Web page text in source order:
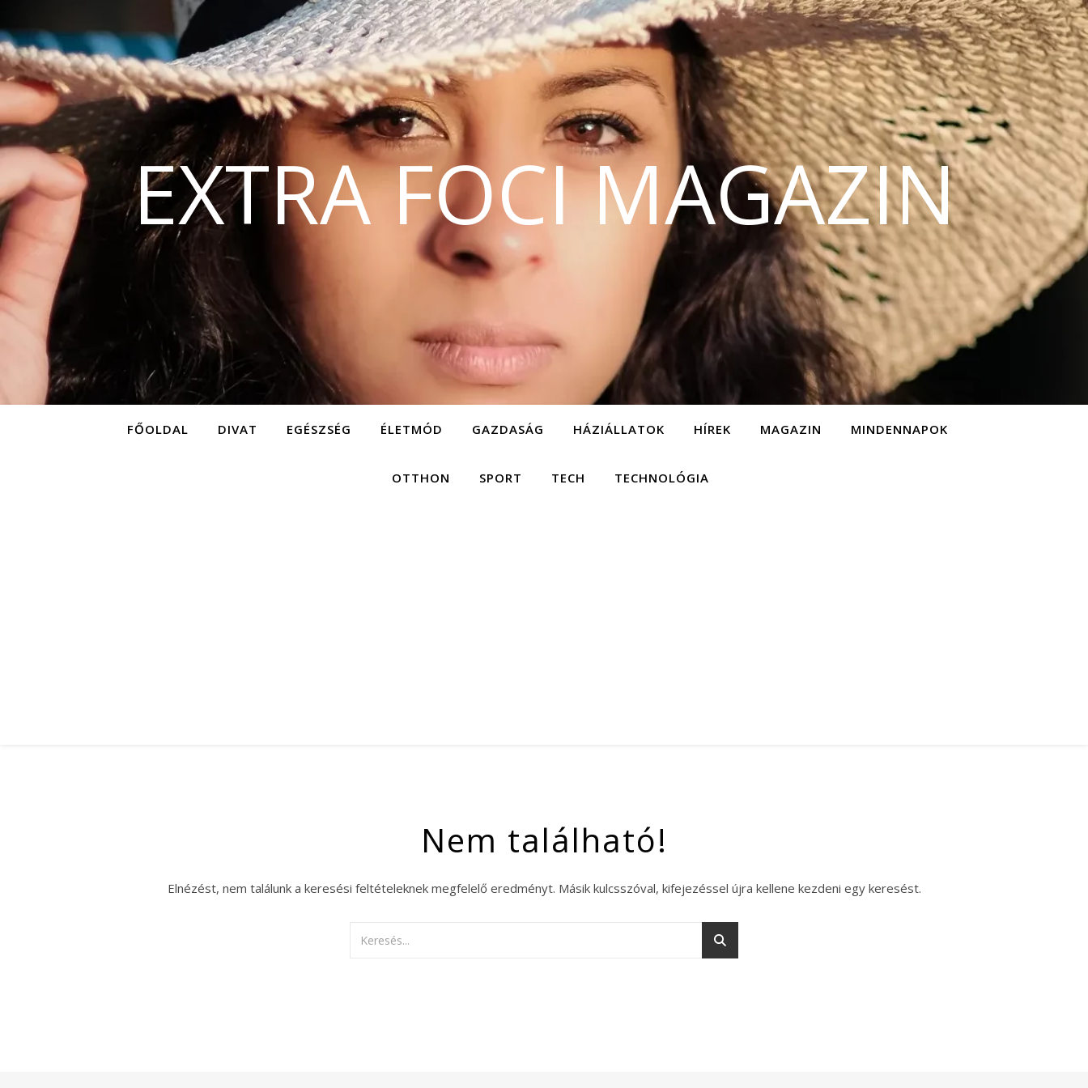
EXTRA FOCI MAGAZIN
FŐOLDAL DIVAT EGÉSZSÉG ÉLETMÓD GAZDASÁG HÁZIÁLLATOK HÍREK MAGAZIN MINDENNAPOK
OTTHON SPORT TECH TECHNOLÓGIA
Nem található!
Elnézést, nem találunk a keresési feltételeknek megfelelő eredményt. Másik kulcsszóval, kifejezéssel újra kellene kezdeni egy keresést.